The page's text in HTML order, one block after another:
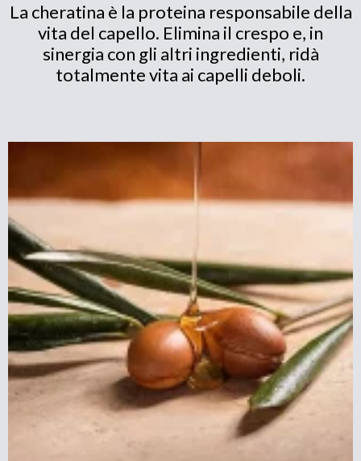
La cheratina è la proteina responsabile della
vita del capello. Elimina il crespo e, in
sinergia con gli altri ingredienti, ridà
totalmente vita ai capelli deboli.